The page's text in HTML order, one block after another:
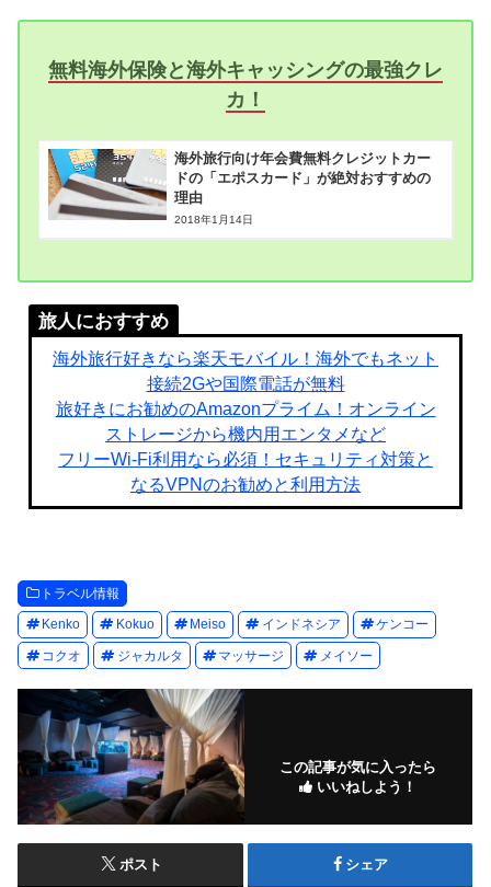
無料海外保険と海外キャッシングの最強クレ
カ！
海外旅行向け年会費無料クレジットカー
ドの「エポスカード」が絶対おすすめの
理由
2018年1月14日
旅人におすすめ
海外旅行好きなら楽天モバイル！海外でもネット
接続2Gや国際電話が無料
旅好きにお勧めのAmazonプライム！オンライン
ストレージから機内用エンタメなど
フリーWi-Fi利用なら必須！セキュリティ対策と
なるVPNのお勧めと利用方法
トラベル情報
Kenko Kokuo Meiso インドネシア ケンコー
コクオ ジャカルタ マッサージ メイソー
この記事が気に入ったら
いいねしよう！
ポスト シェア